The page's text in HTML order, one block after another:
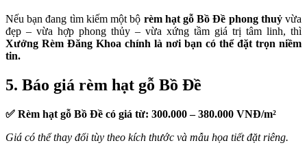
Nếu bạn đang tìm kiếm một bộ rèm hạt gỗ Bồ Đề phong thuỷvừa
đẹp – vừa hợp phong thủy – vừa xứng tầm giá trị tâm linh, thì
Xưởng Rèm Đăng Khoa chính là nơi bạn có thể đặt trọn niềm
tin.
5. Báo giá rèm hạt gỗ Bồ Đề
✅ Rèm hạt gỗ Bồ Đề có giá từ: 300.000 – 380.000 VNĐ/m²
Giá có thể thay đổi tùy theo kích thước và mẫu họa tiết đặt riêng.